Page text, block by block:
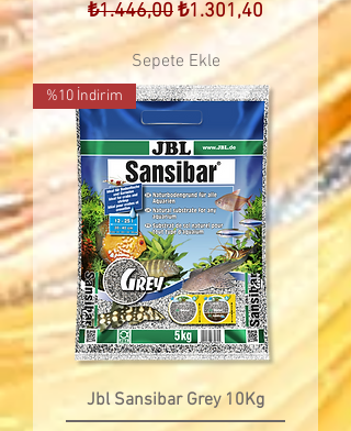
Normal Fiyat
₺1.446,00İndirimli Fiyat
₺1.301,40
Sepete Ekle
%10 İndirim
Jbl Sansibar Grey 10Kg